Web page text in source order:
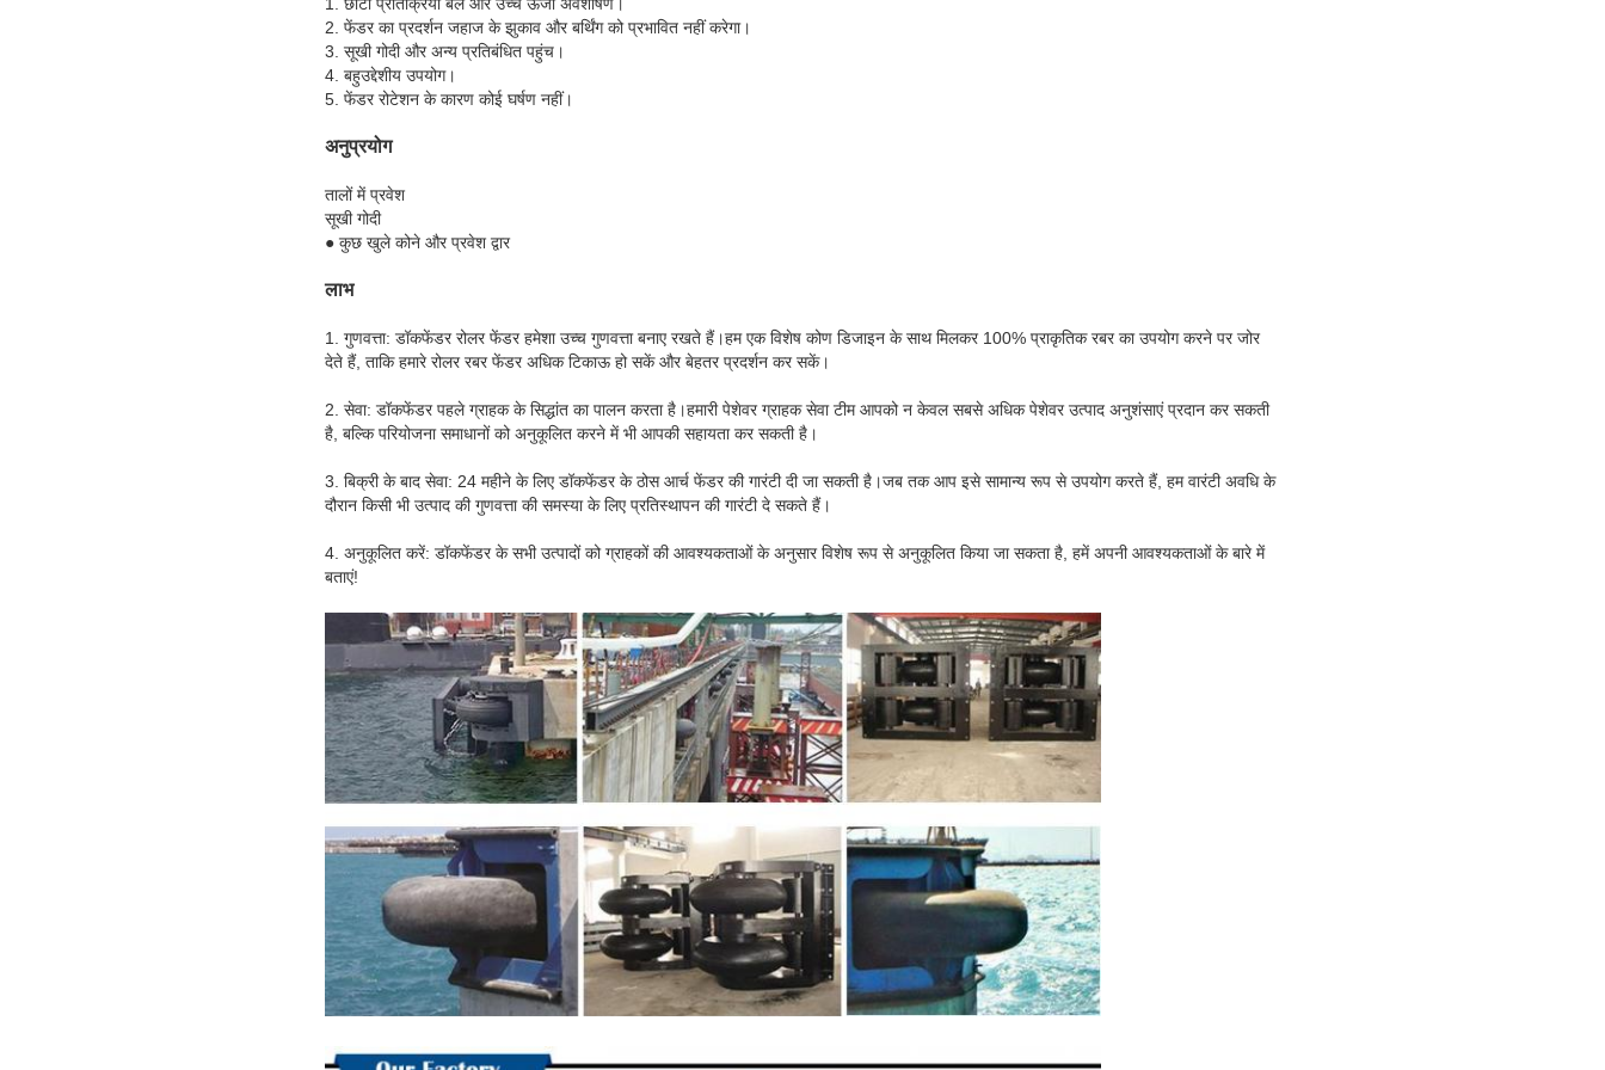
2. फेंडर का प्रदर्शन जहाज के झुकाव और बर्थिंग को प्रभावित नहीं करेगा।
3. सूखी गोदी और अन्य प्रतिबंधित पहुंच।
4. बहुउद्देशीय उपयोग।
5. फेंडर रोटेशन के कारण कोई घर्षण नहीं।
अनुप्रयोग
तालों में प्रवेश
सूखी गोदी
● कुछ खुले कोने और प्रवेश द्वार
लाभ
1. गुणवत्ता: डॉकफेंडर रोलर फेंडर हमेशा उच्च गुणवत्ता बनाए रखते हैं।हम एक विशेष कोण डिजाइन के साथ मिलकर 100% प्राकृतिक रबर का उपयोग करने पर जोर
देते हैं, ताकि हमारे रोलर रबर फेंडर अधिक टिकाऊ हो सकें और बेहतर प्रदर्शन कर सकें।
2. सेवा: डॉकफेंडर पहले ग्राहक के सिद्धांत का पालन करता है।हमारी पेशेवर ग्राहक सेवा टीम आपको न केवल सबसे अधिक पेशेवर उत्पाद अनुशंसाएं प्रदान कर सकती
है, बल्कि परियोजना समाधानों को अनुकूलित करने में भी आपकी सहायता कर सकती है।
3. बिक्री के बाद सेवा: 24 महीने के लिए डॉकफेंडर के ठोस आर्च फेंडर की गारंटी दी जा सकती है।जब तक आप इसे सामान्य रूप से उपयोग करते हैं, हम वारंटी अवधि के
दौरान किसी भी उत्पाद की गुणवत्ता की समस्या के लिए प्रतिस्थापन की गारंटी दे सकते हैं।
4. अनुकूलित करें: डॉकफेंडर के सभी उत्पादों को ग्राहकों की आवश्यकताओं के अनुसार विशेष रूप से अनुकूलित किया जा सकता है, हमें अपनी आवश्यकताओं के बारे में
बताएं!